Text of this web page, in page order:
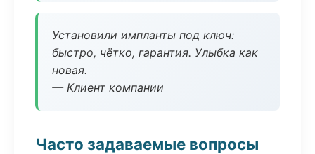
Установили импланты под ключ:
быстро, чётко, гарантия. Улыбка как
новая.
— Клиент компании
Часто задаваемые вопросы